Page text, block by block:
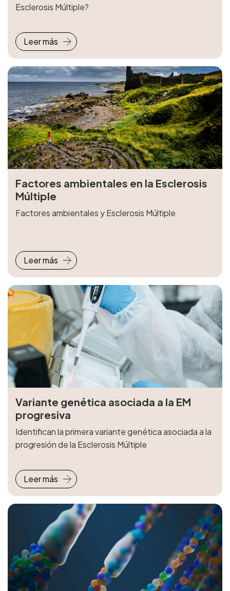
Esclerosis Múltiple?
Leer más
Factores ambientales en la Esclerosis
Múltiple
Factores ambientales y Esclerosis Múltiple
Leer más
Variante genética asociada a la EM
progresiva
Identifican la primera variante genética asociada a la
progresión de la Esclerosis Múltiple
Leer más